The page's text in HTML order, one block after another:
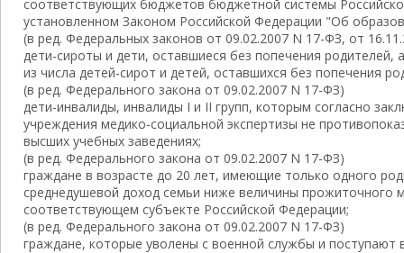
соответствующих бюджетов бюджетной системы
установленном Законом Российской Федерации "Об
(в ред. Федеральных законов от 09.02.2007 N 17-ФЗ, от
дети-сироты и дети, оставшиеся без попечения родителей,
из числа детей-сирот и детей, оставшихся без попечения
(в ред. Федерального закона от 09.02.2007 N 17-ФЗ)
дети-инвалиды, инвалиды I и II групп, которым согласно
учреждения медико-социальной экспертизы не
высших учебных заведениях;
(в ред. Федерального закона от 09.02.2007 N 17-ФЗ)
граждане в возрасте до 20 лет, имеющие только одного
среднедушевой доход семьи ниже величины прожиточного
соответствующем субъекте Российской Федерации;
(в ред. Федерального закона от 09.02.2007 N 17-ФЗ)
граждане, которые уволены с военной службы и поступают